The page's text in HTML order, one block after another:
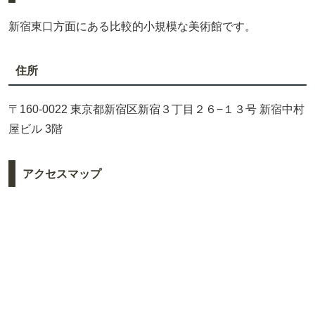
新宿東口方面にある比較的小規模な美術館です。
住所
〒160-0022 東京都新宿区新宿３丁目２６−１３号 新宿中村
屋ビル 3階
アクセスマップ